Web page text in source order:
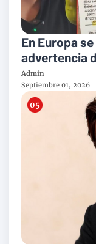
En Europa
advertencia
Admin
Septiembre 01, 2026